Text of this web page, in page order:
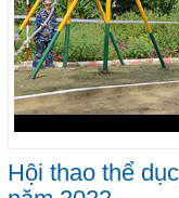
Hội thao thể